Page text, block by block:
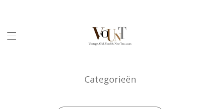
Categorieën